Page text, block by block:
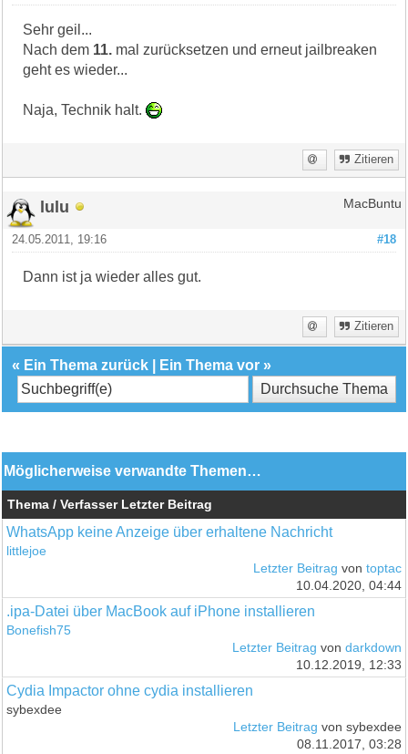
Sehr geil...
Nach dem 11. mal zurücksetzen und erneut jailbreaken
geht es wieder...
Naja, Technik halt.
Zitieren
lulu MacBuntu
#18
24.05.2011, 19:16
Dann ist ja wieder alles gut.
Zitieren
« Ein Thema zurück Ein Thema vor »
Möglicherweise verwandte Themen…
Thema / Verfasser Letzter Beitrag
WhatsApp keine Anzeige über erhaltene Nachricht
littlejoe
Letzter Beitrag von toptac
10.04.2020, 04:44
.ipa-Datei über MacBook auf iPhone installieren
Bonefish75
Letzter Beitrag von darkdown
10.12.2019, 12:33
Cydia Impactor ohne cydia installieren
sybexdee
Letzter Beitrag von sybexdee
08.11.2017, 03:28